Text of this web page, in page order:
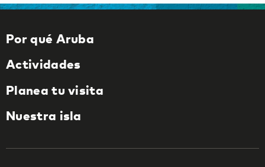
Por qué Aruba
Actividades
Planea tu visita
Nuestra isla